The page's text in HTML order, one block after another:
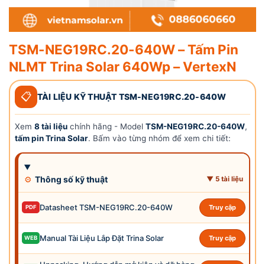
TSM-NEG19RC.20-640W – Tấm Pin
NLMT Trina Solar 640Wp – VertexN
📋 TÀI LIỆU KỸ THUẬT TSM-NEG19RC.20-640W
Xem 8 tài liệu chính hãng - Model TSM-NEG19RC.20-640W,
tấm pin Trina Solar. Bấm vào từng nhóm để xem chi tiết:
⚙ Thông số kỹ thuật ▼ 5 tài liệu
PDF Datasheet TSM-NEG19RC.20-640W Truy cập
WEB Manual Tài Liệu Lắp Đặt Trina Solar Truy cập